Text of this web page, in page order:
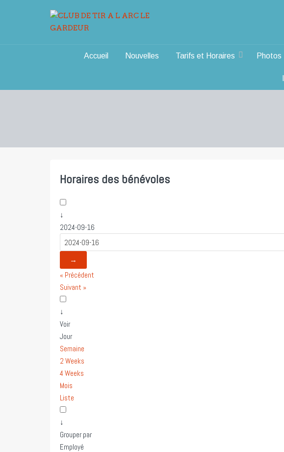
Accueil Nouvelles Tarifs et Horaires Photos
Horaires des bénévoles
↓
2024-09-16
→
« Précédent
Suivant »
↓
Voir
Jour
Semaine
2 Weeks
4 Weeks
Mois
Liste
↓
Grouper par
Employé